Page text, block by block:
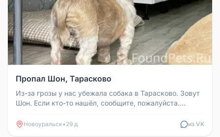
Пропал Шон, Тарасково
Из-за грозы у нас убежала собака в Тарасково. Зовут
Шон. Если кто-то нашёл, сообщите, пожалуйста.
Новоуральск• 29 д из VK